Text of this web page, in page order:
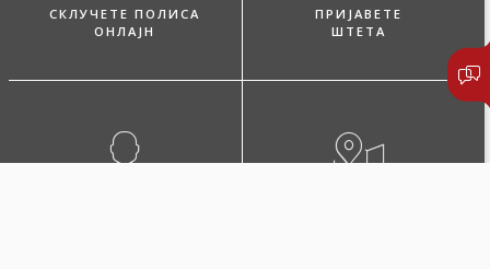
СКЛУЧЕТЕ ПОЛИСА
ОНЛАЈН
ПРИЈАВЕТЕ
ШТЕТА